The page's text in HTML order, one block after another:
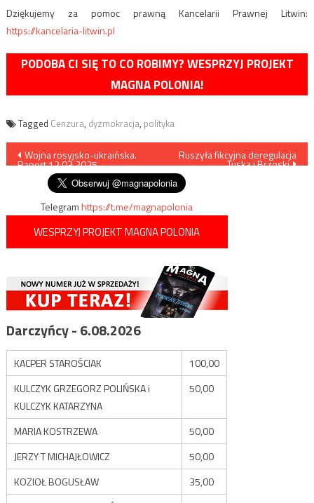
Dziękujemy za pomoc prawną Kancelarii Prawnej Litwin:
https://kancelaria-litwin.pl
PODOBA CI SIĘ TO CO ROBIMY? WESPRZYJ PROJEKT
MAGNA POLONIA!
Tagged Cenzura, dyzmokracja, polityka
Nawigacja
wpisu
Wojna rosyjsko-ukraińska.
Raport 12.03.2025
Ruszyła fikcyjna deregulacja
Tuska i Brzoski
Telegramhttps://t.me/magnapolonia
WESPRZYJ PROJEKT MAGNA POLONIA
Darczyńcy - 6.08.2026
KACPER STAROŚCIAK
100,00
KULCZYK GRZEGORZ POLIŃSKA i
KULCZYK KATARZYNA
50,00
MARIA KOSTRZEWA
50,00
JERZY T MICHAJŁOWICZ
50,00
KOZIOŁ BOGUSŁAW
35,00